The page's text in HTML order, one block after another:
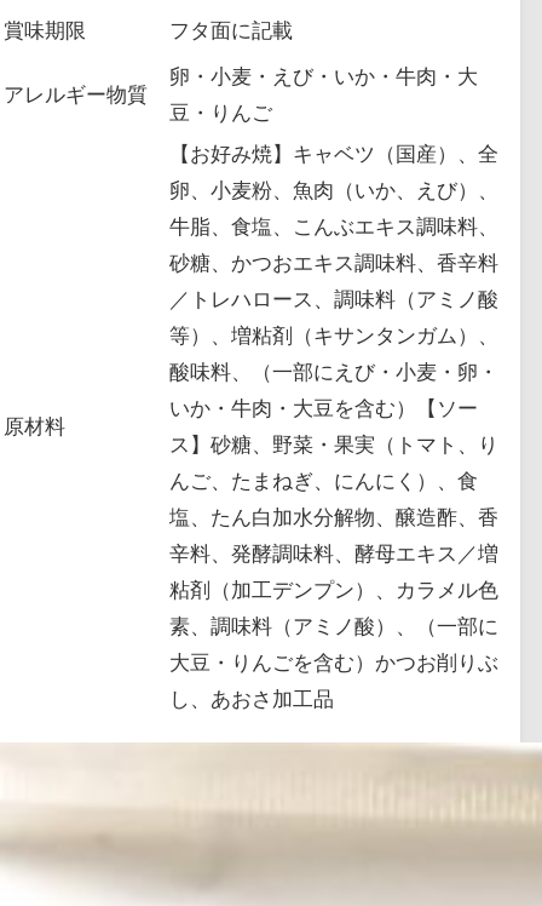
賞味期限 フタ面に記載
アレルギー物質
卵・小麦・えび・いか・牛肉・大
豆・りんご
原材料
【お好み焼】キャベツ（国産）、全
卵、小麦粉、魚肉（いか、えび）、
牛脂、食塩、こんぶエキス調味料、
砂糖、かつおエキス調味料、香辛料
／トレハロース、調味料（アミノ酸
等）、増粘剤（キサンタンガム）、
酸味料、（一部にえび・小麦・卵・
いか・牛肉・大豆を含む）【ソー
ス】砂糖、野菜・果実（トマト、り
んご、たまねぎ、にんにく）、食
塩、たん白加水分解物、醸造酢、香
辛料、発酵調味料、酵母エキス／増
粘剤（加工デンプン）、カラメル色
素、調味料（アミノ酸）、（一部に
大豆・りんごを含む）かつお削りぶ
し、あおさ加工品